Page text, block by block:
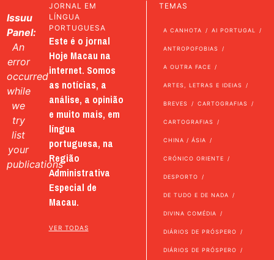
Issuu
Panel:
An
error
occurred
while
we
try
list
your
publications
JORNAL EM
LÍNGUA
PORTUGUESA
Este é o jornal
Hoje Macau na
internet. Somos
as notícias, a
análise, a opinião
e muito mais, em
língua
portuguesa, na
Região
Administrativa
Especial de
Macau.
VER TODAS
TEMAS
A CANHOTA AI PORTUGAL
ANTROPOFOBIAS
A OUTRA FACE
ARTES, LETRAS E IDEIAS
BREVES CARTOGRAFIAS
CARTOGRAFIAS
CHINA / ÁSIA
CRÓNICO ORIENTE
DESPORTO
DE TUDO E DE NADA
DIVINA COMÉDIA
DIÁRIOS DE PRÓSPERO
DIÁRIOS DE PRÓSPERO